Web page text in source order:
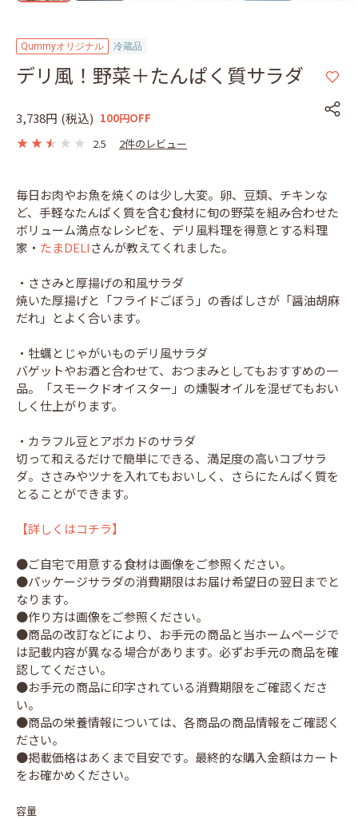
Qummyオリジナル 冷蔵品
デリ風！野菜＋たんぱく質サラダ
3,738円 (税込) 100円OFF
2.5
2件のレビュー
毎日お肉やお魚を焼くのは少し大変。卵、豆類、チキンな
ど、手軽なたんぱく質を含む食材に旬の野菜を組み合わせた
ボリューム満点なレシピを、デリ風料理を得意とする料理
家・ たまDELIさんが教えてくれました。
・ささみと厚揚げの和⾵サラダ
焼いた厚揚げと「フライドごぼう」の香ばしさが「醤油胡麻
だれ」とよく合います。
・牡蠣とじゃがいものデリ⾵サラダ
バゲットやお酒と合わせて、おつまみとしてもおすすめの一
品。「スモークドオイスター」の燻製オイルを混ぜてもおい
しく仕上がります。
・カラフル⾖とアボカドのサラダ
切って和えるだけで簡単にできる、満足度の高いコブサラ
ダ。ささみやツナを入れてもおいしく、さらにたんぱく質を
とることができます。
【詳しくはコチラ】
●ご自宅で用意する食材は画像をご参照ください。
●パッケージサラダの消費期限はお届け希望日の翌日までと
なります。
●作り方は画像をご参照ください。
●商品の改訂などにより、お手元の商品と当ホームページで
は記載内容が異なる場合があります。必ずお手元の商品を確
認してください。
●お手元の商品に印字されている消費期限をご確認くださ
い。
●商品の栄養情報については、各商品の商品情報をご確認く
ださい。
●掲載価格はあくまで目安です。最終的な購入金額はカート
容量